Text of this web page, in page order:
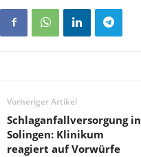
Vorheriger Artikel
Schlaganfallversorgung in
Solingen: Klinikum
reagiert auf Vorwürfe